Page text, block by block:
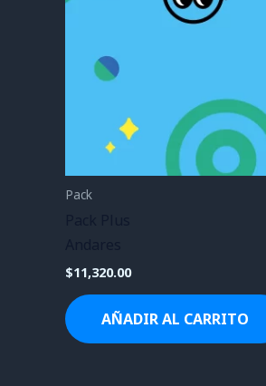
Pack
$11,320.00
AÑADIR AL CARRITO